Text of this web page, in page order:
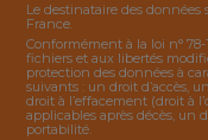
Le destinataire des données
France.
Conformément à la loi n°
fichiers et aux libertés
protection des données à
suivants : un droit d’accès,
droit à l’effacement (droit à
applicables après décès,
portabilité.